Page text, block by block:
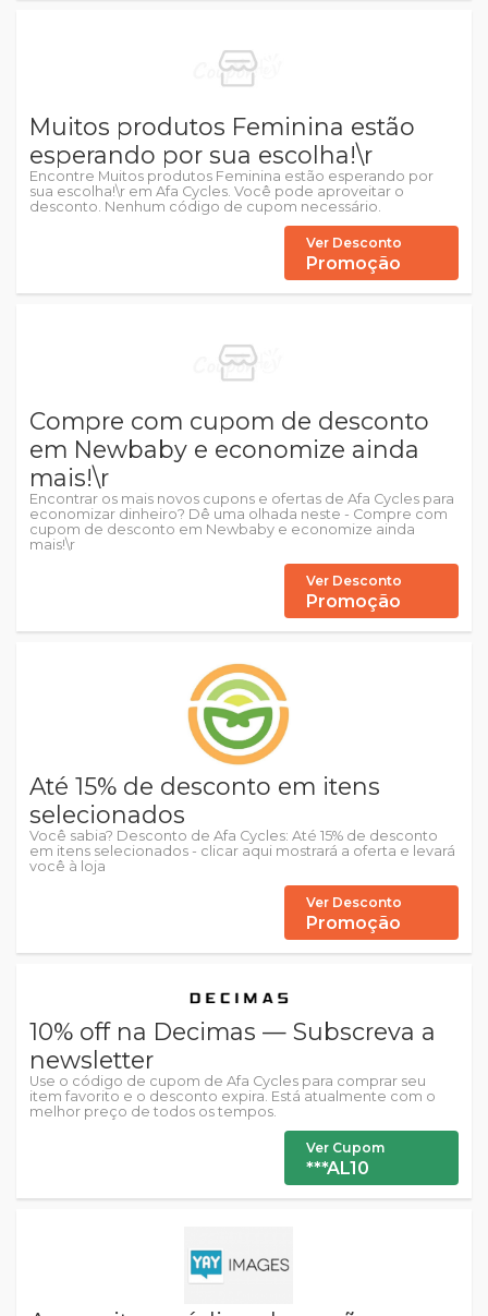
Muitos produtos Feminina estão
esperando por sua escolha!\r
Encontre Muitos produtos Feminina estão esperando por
sua escolha!\r em Afa Cycles. Você pode aproveitar o
desconto. Nenhum código de cupom necessário.
Ver Desconto
Promoção
Compre com cupom de desconto
em Newbaby e economize ainda
mais!\r
Encontrar os mais novos cupons e ofertas de Afa Cycles para
economizar dinheiro? Dê uma olhada neste - Compre com
cupom de desconto em Newbaby e economize ainda
mais!\r
Ver Desconto
Promoção
Até 15% de desconto em itens
selecionados
Você sabia? Desconto de Afa Cycles: Até 15% de desconto
em itens selecionados - clicar aqui mostrará a oferta e levará
você à loja
Ver Desconto
Promoção
10% off na Decimas — Subscreva a
newsletter
Use o código de cupom de Afa Cycles para comprar seu
item favorito e o desconto expira. Está atualmente com o
melhor preço de todos os tempos.
Ver Cupom
***AL10